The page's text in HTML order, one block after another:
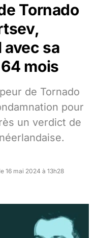
Tornado
sa
mois
de Tornado
pour
un verdict de
16 mai 2024 à 13h28